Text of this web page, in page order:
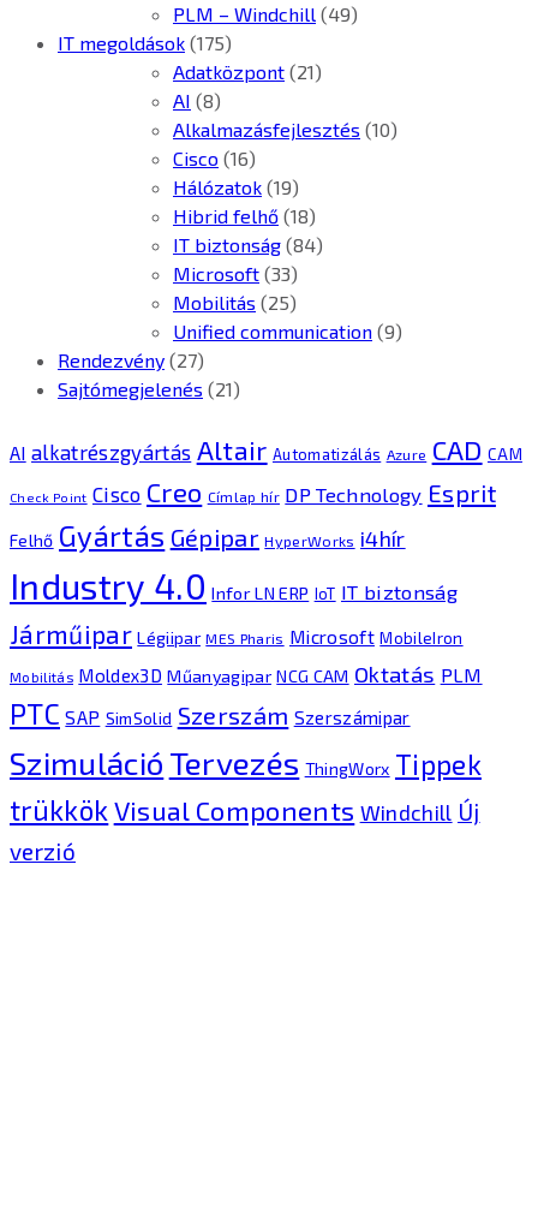
PLM – Windchill (49)
IT megoldások (175)
Adatközpont (21)
AI (8)
Alkalmazásfejlesztés (10)
Cisco (16)
Hálózatok (19)
Hibrid felhő (18)
IT biztonság (84)
Microsoft (33)
Mobilitás (25)
Unified communication (9)
Rendezvény (27)
Sajtómegjelenés (21)
AI alkatrészgyártás Altair Automatizálás Azure CAD CAM
Check Point Cisco Creo Címlap hír DP Technology Esprit
Felhő Gyártás Gépipar HyperWorks i4hír
Industry 4.0 Infor LN ERP IoT IT biztonság
Járműipar Légiipar MES Pharis Microsoft MobileIron
Mobilitás Moldex3D Műanyagipar NCG CAM Oktatás PLM
PTC SAP SimSolid Szerszám Szerszámipar
Szimuláció Tervezés ThingWorx Tippek
trükkök Visual Components Windchill Új
verzió